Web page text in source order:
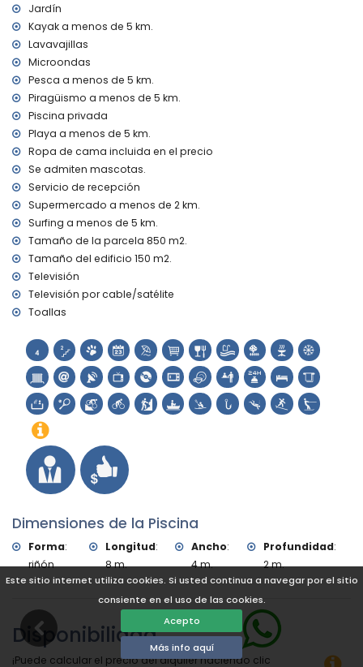
Este sitio internet utiliza cookies. Si usted continua a navegar por el sitio
consiente en el uso de las cookies.
Acepto
Más info aquí
tenis, ciclismo de montaña, ciclismo, escalada,
piragüismo, kayak, pesca, buceo, surf y esquí acuático (a
menos de 5 kilómetros de la villa)
golf (Club de Golf Jávea, Jávea) y equitación (a menos de
Jardín
Kayak a menos de 5 km.
Lavavajillas
Microondas
Pesca a menos de 5 km.
Piragüismo a menos de 5 km.
Piscina privada
Playa a menos de 5 km.
Ropa de cama incluida en el precio
Se admiten mascotas.
Servicio de recepción
Supermercado a menos de 2 km.
Surfing a menos de 5 km.
Tamaño de la parcela 850 m2.
Tamaño del edificio 150 m2.
Televisión
Televisión por cable/satélite
Toallas
Dimensiones de la Piscina
Forma:
riñón
Longitud:
8 m.
Ancho:
4 m.
Profundidad:
2 m.
Disponibilidad
¡Puede calcular el precio del alquiler haciendo clic